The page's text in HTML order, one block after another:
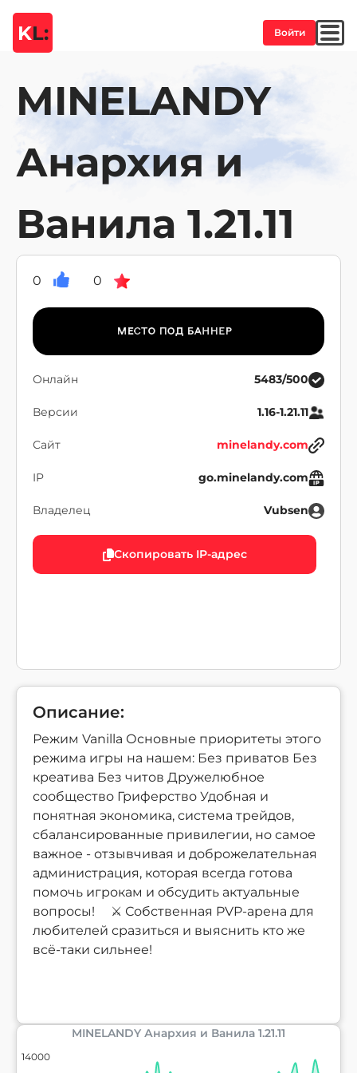
KL: Войти
MINELANDY
Анархия и
Ванила 1.21.11
0 0
Онлайн 5483/500
Версии 1.16-1.21.11
Сайт minelandy.com
IP go.minelandy.com
Владелец Vubsen
Скопировать IP-адрес
Описание:
Режим Vanilla Основные приоритеты этого
режима игры на нашем: Без приватов Без
креатива Без читов Дружелюбное
сообщество Гриферство Удобная и
понятная экономика, система трейдов,
сбалансированные привилегии, но самое
важное - отзывчивая и доброжелательная
администрация, которая всегда готова
помочь игрокам и обсудить актуальные
вопросы! ⠀ ⚔️ Собственная PVP-арена для
любителей сразиться и выяснить кто же
всё-таки сильнее!
MINELANDY Анархия и Ванила 1.21.11
14000